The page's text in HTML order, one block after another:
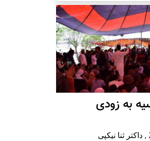
به زودی
, داکتر ثنا نیکپی